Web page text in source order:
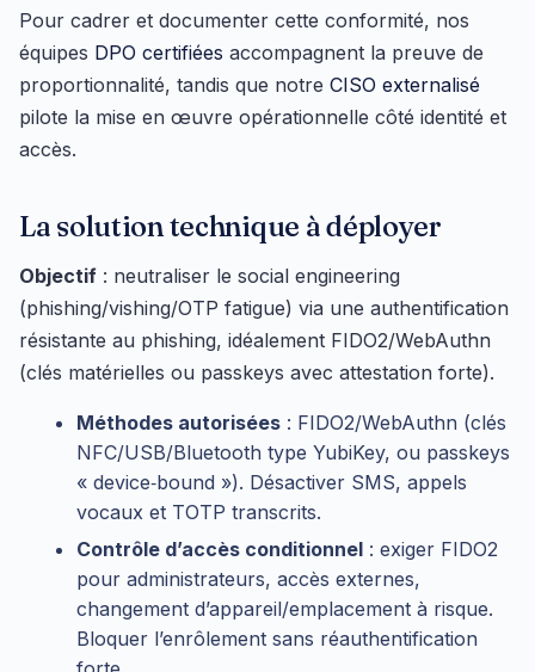
Pour cadrer et documenter cette conformité, nos
équipes DPO certifiées accompagnent la preuve de
proportionnalité, tandis que notre CISO externalisé
pilote la mise en œuvre opérationnelle côté identité et
accès.
La solution technique à déployer
Objectif : neutraliser le social engineering
(phishing/vishing/OTP fatigue) via une authentification
résistante au phishing, idéalement FIDO2/WebAuthn
(clés matérielles ou passkeys avec attestation forte).
Méthodes autorisées : FIDO2/WebAuthn (clés
NFC/USB/Bluetooth type YubiKey, ou passkeys
« device‑bound »). Désactiver SMS, appels
vocaux et TOTP transcrits.
Contrôle d’accès conditionnel : exiger FIDO2
pour administrateurs, accès externes,
changement d’appareil/emplacement à risque.
Bloquer l’enrôlement sans réauthentification